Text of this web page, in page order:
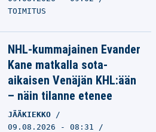
TOIMITUS
NHL-kummajainen Evander
Kane matkalla sota-
aikaisen Venäjän KHL:ään
– näin tilanne etenee
JÄÄKIEKKO
09.08.2026 - 08:31